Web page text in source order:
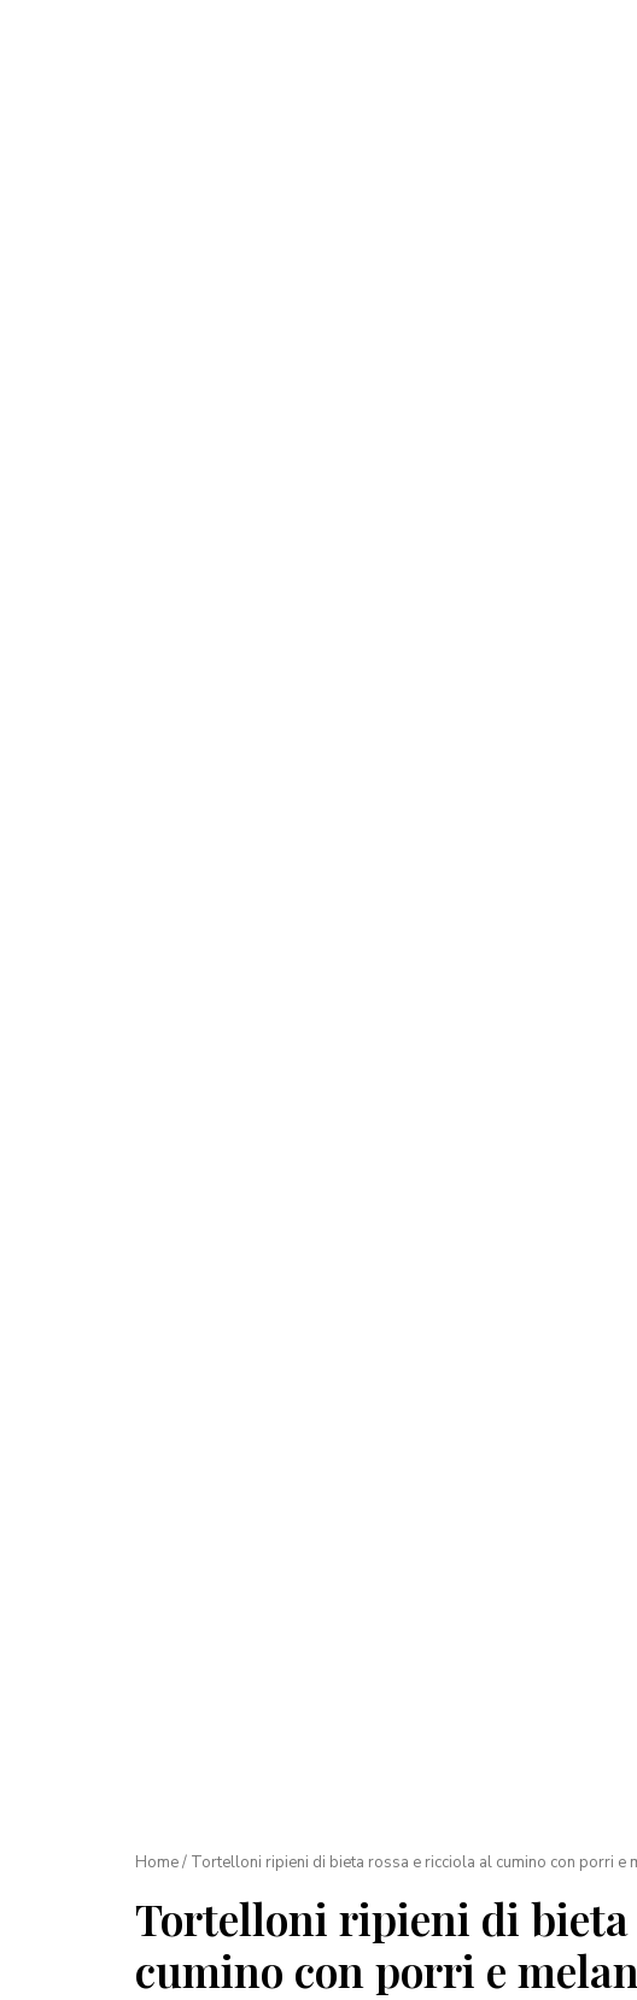
Home/ Tortelloni ripieni di bieta rossa e ricciola al cumino con porri e
Tortelloni ripieni di bieta
cumino con porri e